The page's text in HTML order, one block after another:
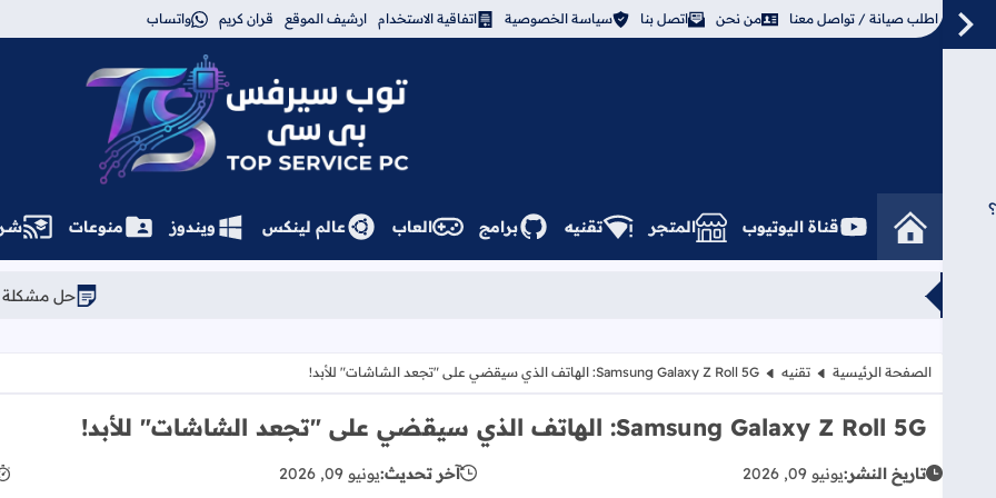
اطلب صيانة / تواصل معنا من نحن اتصل بنا سياسة الخصوصية اتفاقية الاستخدام ارشيف الموقع قران كريم واتساب
توب سيرفس
قناة اليوتيوب المتجر تقنيه برامج العاب عالم لينكس ويندوز منوعات
حل مشكلة Kernel Panic في Linux Mint: كيف تعود للإصدار السابق بثوانٍ
الصفحة الرئيسية تقنيه Samsung Galaxy Z Roll 5G: الهاتف الذي سيقضي على "تجعد الشاشات" للأبد!
Samsung Galaxy Z Roll 5G: الهاتف الذي سيقضي على "تجعد الشاشات" للأبد!
تاريخ النشر:يونيو 09, 2026 آخر تحديث:يونيو 09, 2026